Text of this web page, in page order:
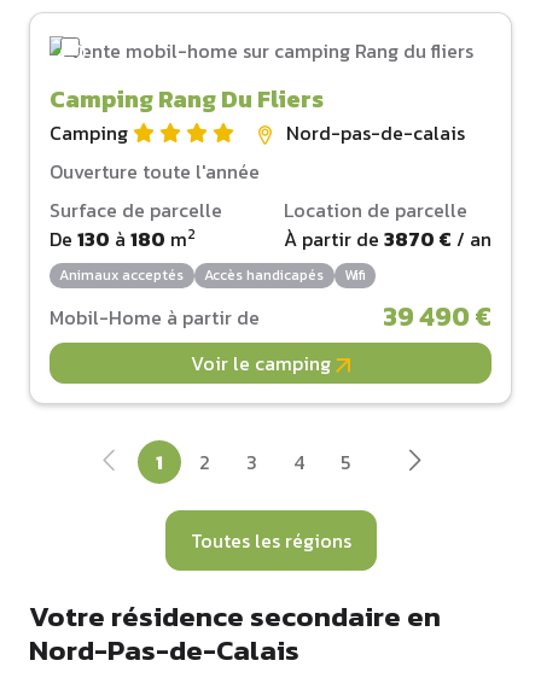
Camping Rang Du Fliers
Camping
Nord-pas-de-calais
Ouverture toute l'année
Surface de parcelle
De 130 à 180 m2
Location de parcelle
À partir de 3870 € / an
Animaux acceptés Accès handicapés Wifi
Mobil-Home à partir de 39 490 €
Voir le camping
1 2 3 4 5
Toutes les régions
Votre résidence secondaire en
Nord-Pas-de-Calais